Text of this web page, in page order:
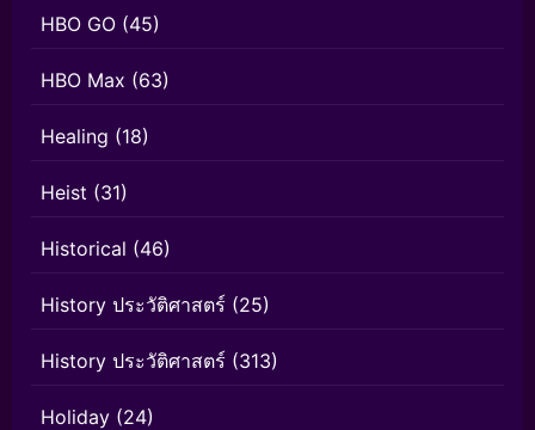
HBO GO (45)
HBO Max (63)
Healing (18)
Heist (31)
Historical (46)
History ประวัติศาสตร์ (25)
History ประวัติศาสตร์ (313)
Holiday (24)